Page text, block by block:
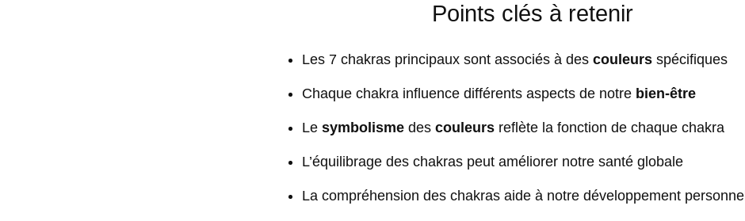
Points clés à retenir
Les 7 chakras principaux sont associés à des couleurs spécifiques
Chaque chakra influence différents aspects de notre bien-être
Le symbolisme des couleurs reflète la fonction de chaque chakra
L’équilibrage des chakras peut améliorer notre santé globale
La compréhension des chakras aide à notre développement personnel